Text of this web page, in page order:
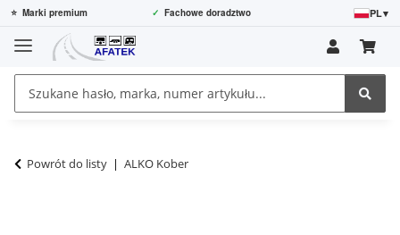
⭐ Marki premium ✓ Fachowe doradztwo PL▾
Powrót do listy ALKO Kober